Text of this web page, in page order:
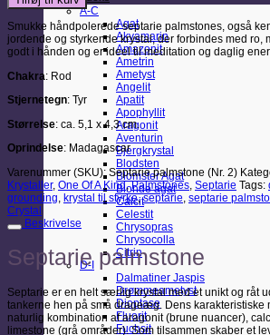
A-C
Agat
Akvamarin
Amazonit
Ametrin
Ametyst
Angelit
Apatit
Apophyllit
Aragonit
Aventurin
Bjergkrystal
Blodsten
Blomster Agat
Blonde agat
Calcit
Celestit
Chrysopras
Chrysocolla
Citrin
D-I
Dalmatiner Jaspis
Drømmeametyst
Dioptase
Fluorit
Fuchsit
antal
Smukke håndpolerede septarie palmstones, også
jordende og styrkende krystal, der forbindes med ro,
godt i hånden og er ideel til meditation og daglig
Chakra: Rod
Stjernetegn: Tyr
Størrelse: ca. 5,1 x 4,3 cm.
Oprindelse: Madagascar
Varenummer (SKU): Septarie palmstone (Nr. 2)
Krystaller, One Of A Kind,Palmstones Septarie Tags:
grounding krystal til styrke,septarie septarie
Crystal
Beskrivelse
Septarie palmstone
Septarie er en helt særlig krystal med et unikt og råt
tankerne hen på små drageæg. Dens karakteristiske
naturlig kombination af aragonit (brune nuancer),
limestone (grå områder). Som tilsammen skaber et